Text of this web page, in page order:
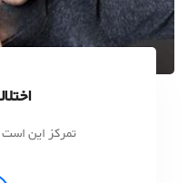
تمرکز این است